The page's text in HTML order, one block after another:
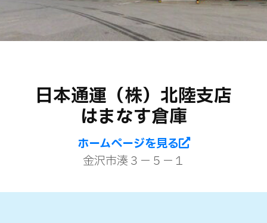
日本通運（株）北陸支店
はまなす倉庫
ホームページを見る
金沢市湊３－５－１